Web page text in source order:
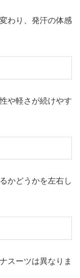
わり、発汗の体感
や軽さが続けやす
かどうかを左右し
スーツは異なりま